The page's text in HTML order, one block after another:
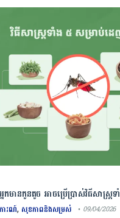
កមានកូនតូច អាចប្រើប្រាស់វិធីសាស្រ្
ារណ៍, សុខភាពនិងសម្រស់ • 09/04/2026